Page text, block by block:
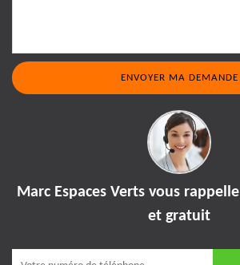
Marc Espaces Verts vous rappelle
et gratuit